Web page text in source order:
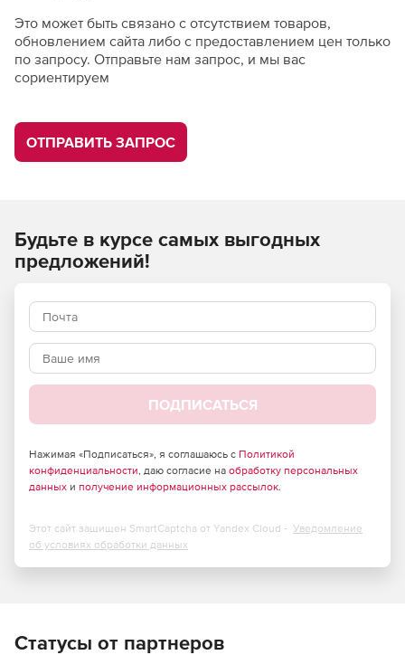
Это может быть связано с отсутствием товаров,
обновлением сайта либо с предоставлением цен только
по запросу. Отправьте нам запрос, и мы вас
сориентируем
ОТПРАВИТЬ ЗАПРОС
Будьте в курсе самых выгодных
предложений!
ПОДПИСАТЬСЯ
Нажимая «Подписаться», я соглашаюсь с Политикой
конфиденциальности, даю согласие на обработку персональных
данных и получение информационных рассылок.
Этот сайт защищен SmartCaptcha от Yandex Cloud - Уведомление
об условиях обработки данных
Статусы от партнеров